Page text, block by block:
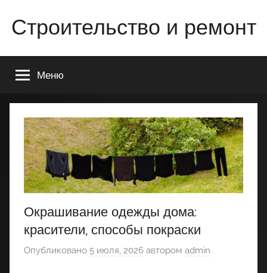
содержимому
Строительство и ремонт
строительстве
ремонте
Вашего
дома
квартиры
Меню
Окрашивание одежды дома:
красители, способы покраски
Опубликовано 5 июля, 2026 автором admin